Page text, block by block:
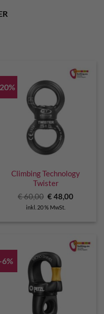
Climbing Technology
Twister
€60,00 Ursprünglicher
Preis
war:
€48,00
inkl. 20 % MwSt.
-6%